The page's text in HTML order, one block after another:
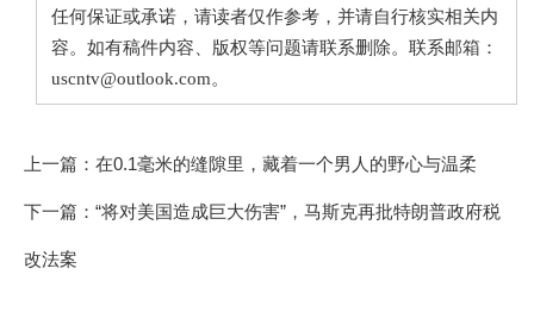
任何保证或承诺，请读者仅作参考，并请自行核实相关内
容。如有稿件内容、版权等问题请联系删除。联系邮箱：
uscntv@outlook.com。
上一篇： 在0.1毫米的缝隙里，藏着一个男人的野心与温柔
下一篇： “将对美国造成巨大伤害”，马斯克再批特朗普政府税
改法案